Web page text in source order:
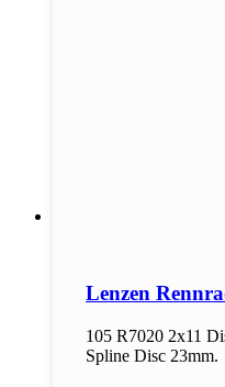
Lenzen
105 R7020 2x11
Spline Disc 23mm.